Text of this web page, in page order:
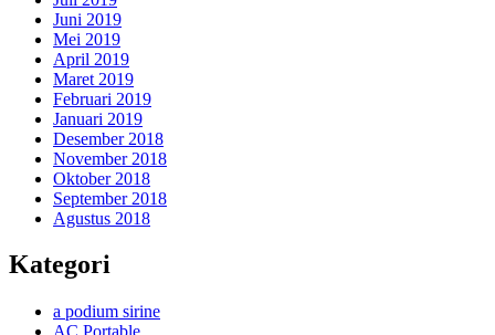
Juni 2019
Mei 2019
April 2019
Maret 2019
Februari 2019
Januari 2019
Desember 2018
November 2018
Oktober 2018
September 2018
Agustus 2018
Kategori
a podium sirine